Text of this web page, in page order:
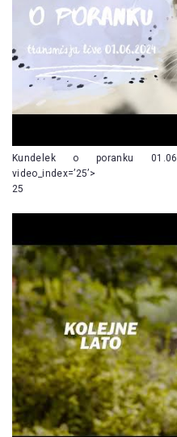
Kundelek o poranku
video_index=’25’>
25